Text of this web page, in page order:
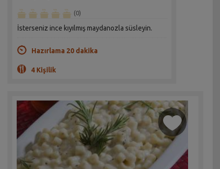
(0)
İsterseniz ince kıyılmış maydanozla süsleyin.
Hazırlama 20 dakika
4 Kişilik